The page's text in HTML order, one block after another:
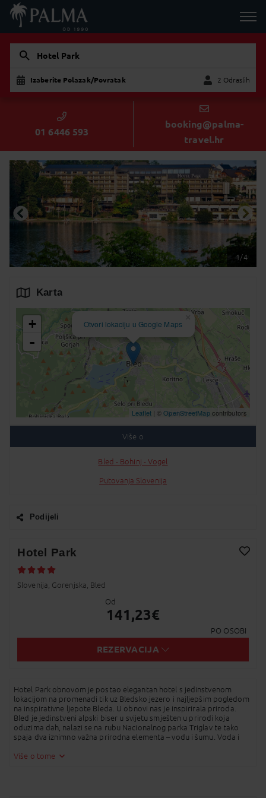
Hotel Park
Izaberite Polazak/Povratak 2 Odraslih
01 6446 593
booking@palma-
travel.hr
1/4
Karta
Otvori lokaciju u Google Maps
+
-
Leaflet| ©OpenStreetMapcontributors
Više o
Bled - Bohinj - Vogel
Putovanja Slovenija
Podijeli
Twitter
Messenger
Viber
Whatsapp
Kopirano u međuspremnik!
Hotel Park
Slovenija, Gorenjska, Bled
Od
141,23€
PO OSOBI
REZERVACIJA
Hotel Park obnovom je postao elegantan hotel s jedinstvenom
lokacijom na promenadi tik uz Bledsko jezero i najljepšim pogledom
na inspirativne ljepote Bleda. U obnovi nas je inspirirala priroda.
Bled je jedinstveni alpski biser u svijetu smješten u prirodi koja
oduzima dah, nalazi se na rubu Nacionalnog parka Triglav te tako
spaja dva iznimno važna prirodna elementa – vodu i šumu. Voda i
obnovi hotela Park. U kombinaciji s urbanom elegancijom,
Više o tome